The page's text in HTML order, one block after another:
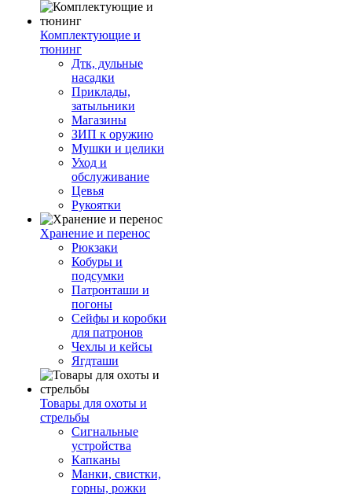
Комплектующие и
тюнинг
Дтк, дульные
насадки
Приклады,
затыльники
Магазины
ЗИП к оружию
Мушки и целики
Уход и
обслуживание
Цевья
Рукоятки
Хранение и перенос
Рюкзаки
Кобуры и
подсумки
Патронташи и
погоны
Сейфы и коробки
для патронов
Чехлы и кейсы
Ягдташи
Товары для охоты и
стрельбы
Сигнальные
устройства
Капканы
Манки, свистки,
горны, рожки